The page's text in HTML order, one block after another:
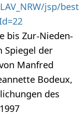
jsp/best
bis Zur-Nieden-
Spiegel der
Manfred
Bodeux,
des